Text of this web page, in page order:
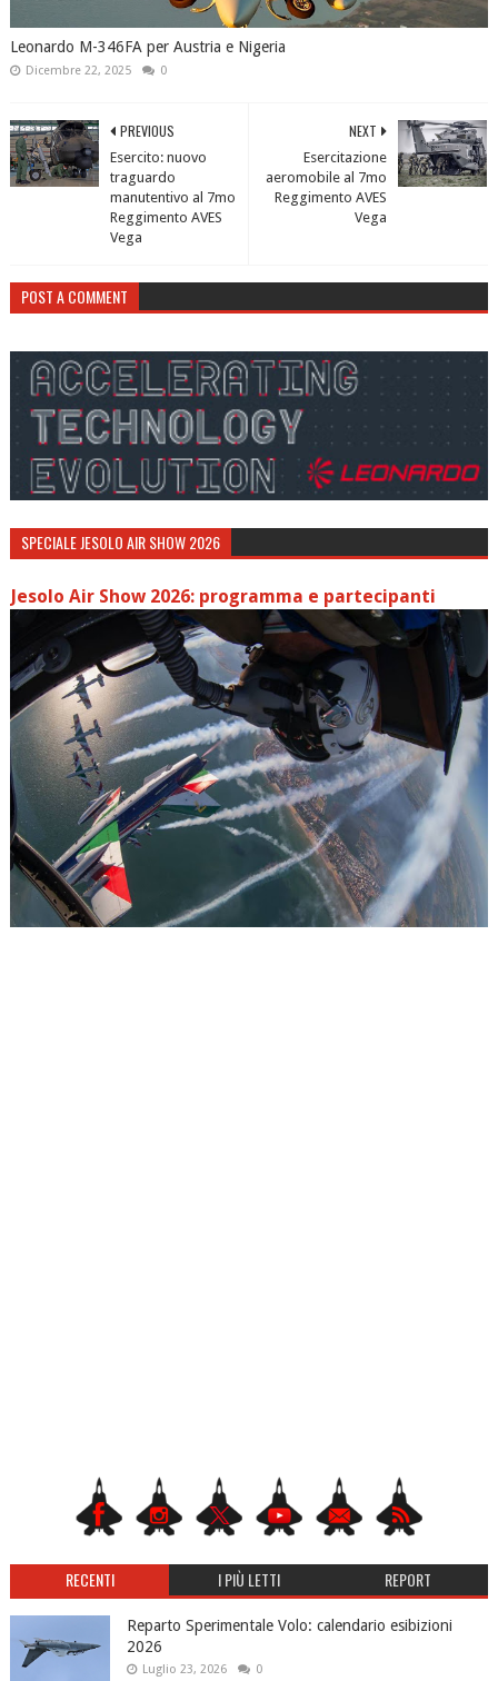
Leonardo M-346FA per Austria e Nigeria
Dicembre 22, 2025 0
NEXT
Esercitazione
aeromobile al 7mo
Reggimento AVES
Vega
PREVIOUS
Esercito: nuovo
traguardo
manutentivo al 7mo
Reggimento AVES
Vega
POST A COMMENT
SPECIALE JESOLO AIR SHOW 2026
Jesolo Air Show 2026: programma e partecipanti
RECENTI I PIÙ LETTI REPORT
Reparto Sperimentale Volo: calendario esibizioni
2026
Luglio 23, 2026 0